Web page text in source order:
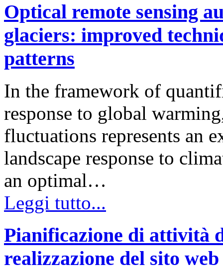
Optical remote sensing
glaciers: improved
patterns
In the framework of
response to global
fluctuations represents an
landscape response to
an optimal…
Leggi tutto...
Pianificazione di attività
realizzazione del sito